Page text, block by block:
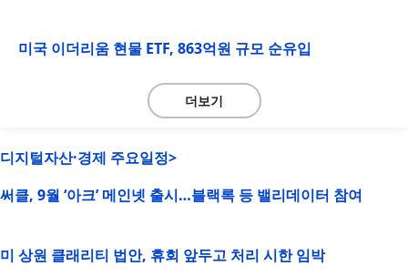
미국 이더리움 현물 ETF, 863억원 규모 순유입
더보기
디지털자산·경제 주요일정>
써클, 9월 ‘아크’ 메인넷 출시…블랙록 등 밸리데이터 참여
미 상원 클래리티 법안, 휴회 앞두고 처리 시한 임박